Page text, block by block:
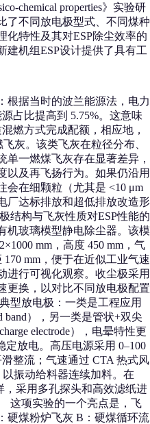
chemical properties》实验研
了不同放电极型式、不同煤种
化特性及其对ESP除尘效率的
建机组ESP设计提供了具有工
根据当时的波兰能源法，电力
占比提高到 5.75%。这意味
燃方式完成配额，相应地，
灰。该类飞灰在粒径分布、
单一燃煤飞灰存在显著差异，
以及再飞扬行为。如果仍沿用
会在细颗粒（尤其是 <10 μm
厂达标排放和超低排放改造形
结构与飞灰性质对ESP性能的
机玻璃模型静电除尘器。该模
mm，高度 450 mm，气
mm，便于在近似工业气速
进行可视化观察。收尘极采用
更换，以对比不同放电极配置
型放电极：一类是工程应用
band），另一类是管状+双尖
electrode），电晕特性更
定放电。高压电源采用 0–100
整流；气速通过 CTA 热式风
以振动给料器连续加料。在
，采用多孔探头和高效滤纸进
这项实验的一个亮点是，飞
硬煤粉炉飞灰 B：硬煤循环流